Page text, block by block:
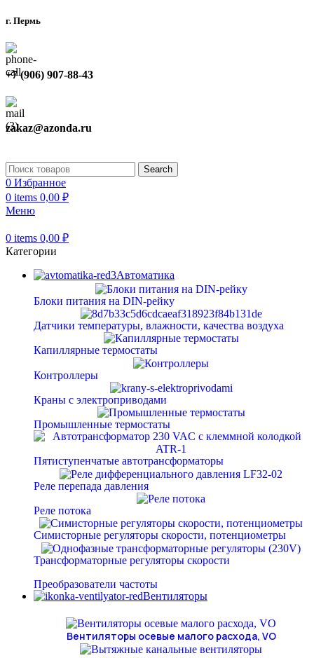
г. Пермь
+7 (906) 907-88-43
zakaz@azonda.ru
Search
0 Избранное
0 items 0,00 ₽
Меню
0 items 0,00 ₽
Категории
Автоматика
Блоки питания на DIN-рейку
Датчики температуры, влажности, качества воздуха
Капиллярные термостаты
Контроллеры
Краны с электроприводами
Промышленные термостаты
Пятиступенчатые автотрансформаторы
Реле перепада давления
Реле потока
Симисторные регуляторы скорости, потенциометры
Трансформаторные регуляторы скорости
Преобразователи частоты
Вентиляторы
Вентиляторы осевые малого расхода, VO